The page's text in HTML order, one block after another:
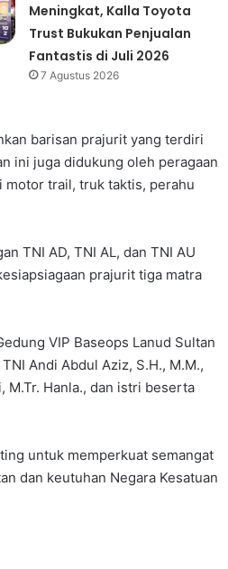
Meningkat, Kalla Toyota
Trust Bukukan Penjualan
Fantastis di Juli 2026
7 Agustus 2026
barisan prajurit yang terdiri
ini juga didukung oleh peragaan
motor trail, truk taktis, perahu
TNI AD, TNI AL, dan TNI AU
prajurit tiga matra
VIP Baseops Lanud Sultan
Andi Abdul Aziz, S.H., M.M.,
M.Tr. Hanla., dan istri beserta
untuk memperkuat semangat
dan keutuhan Negara Kesatuan